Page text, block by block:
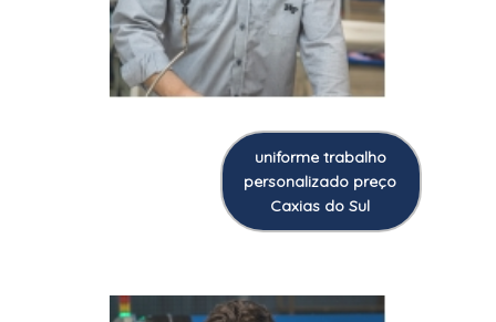
uniforme trabalho
personalizado preço
Caxias do Sul